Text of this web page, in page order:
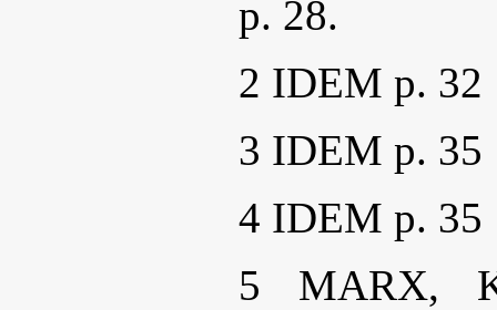
p. 28.
2 IDEM p. 32
3 IDEM p. 35
4 IDEM p. 35
5 MARX,